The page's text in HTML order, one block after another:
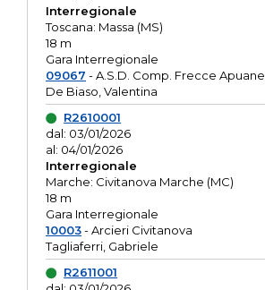
Interregionale
Toscana: Massa (MS)
18 m
Gara Interregionale
09067 - A.S.D. Comp. Frecce Apuane
De Biaso, Valentina
R2610001
dal: 03/01/2026
al: 04/01/2026
Interregionale
Marche: Civitanova Marche (MC)
18 m
Gara Interregionale
10003- Arcieri Civitanova
Tagliaferri, Gabriele
R2611001